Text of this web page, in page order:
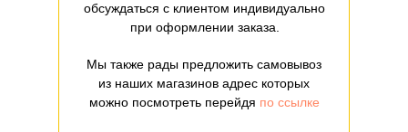
обсуждаться с клиентом индивидуально
при оформлении заказа.
Мы также рады предложить самовывоз
из наших магазинов адрес которых
можно посмотреть перейдя по ссылке